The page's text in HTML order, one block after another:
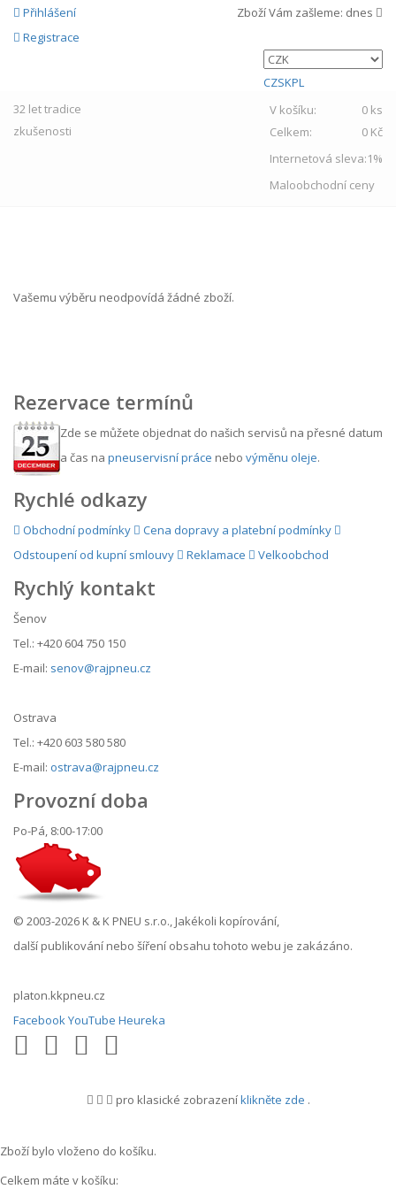
Přihlášení
Registrace
Zboží Vám zašleme: dnes
CZSKPL
32 lettradice
zkušenosti
V košíku:
0 ks
Celkem:
0 Kč
Internetová sleva:1%
Maloobchodní ceny
Vašemu výběru neodpovídá žádné zboží.
Rezervace termínů
Zde se můžete objednat do našich servisů na přesné datum
a čas na pneuservisní práce nebo výměnu oleje.
Rychlé odkazy
Obchodní podmínky
Cena dopravy a platební podmínky
Odstoupení od kupní smlouvy
Reklamace Velkoobchod
Rychlý kontakt
Šenov
Tel.: +420 604 750 150
E-mail: senov@rajpneu.cz
Ostrava
Tel.: +420 603 580 580
E-mail: ostrava@rajpneu.cz
Provozní doba
Po-Pá, 8:00-17:00
© 2003-2026 K & K PNEU s.r.o., Jakékoli kopírování,
další publikování nebo šíření obsahu tohoto webu je zakázáno.
platon.kkpneu.cz
FacebookYouTube Heureka
pro klasické zobrazeníklikněte zde .
Zboží bylo vloženo do košíku.
Celkem máte v košíku: